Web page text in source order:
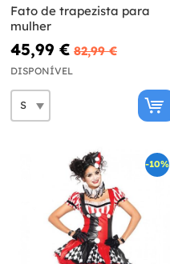
Fato de trapezista para
mulher
45,99 € 82,99 €
DISPONÍVEL
-10%